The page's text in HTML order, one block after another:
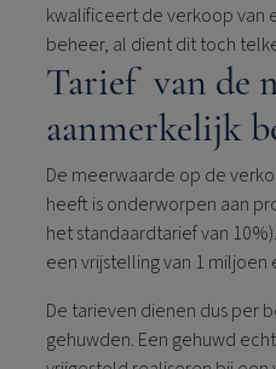
kwalificeert de verkoop van
beheer, al dient dit toch
Tarief van de
aanmerkelijk
De meerwaarde op de
heeft is onderworpen aan
het standaardtarief van
een vrijstelling van 1
De tarieven dienen dus per
gehuwden. Een gehuwd